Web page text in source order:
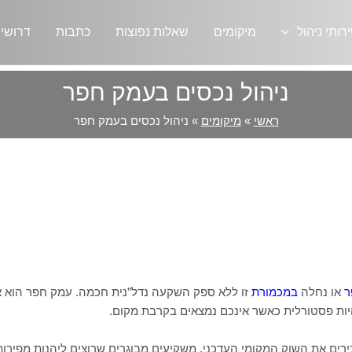
ניהול מיקומים שאלות נפוצות כתבות
ניהול נכסים בעמק חפר
ראשי » מיקומים » ניהול נכסים בעמק חפר
או נחלהבמכמורת זו ללא ספק השקעה נדל”נית חכמה. עמק חפר הוא
פסטורלית כאשר אינכם נמצאים בקרבת מקום.
את השוק המקומי העדכני, משקיעים מבוגרים שרוצים ליהנות